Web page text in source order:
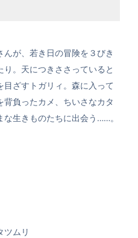
んが、若き日の冒険を３びき
。天につきささっていると
ざすトガリィ。森に入って
負ったカメ、ちいさなカタ
生きものたちに出会う……。
ツムリ